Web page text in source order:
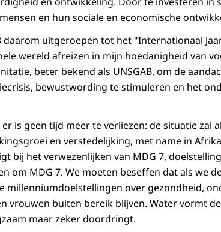
en hun sociale en economische
daarom uitgeroepen tot het "Internationaal
wereld afreizen in mijn hoedanigheid van
beter bekend als UNSGAB, om de
bewustwording te stimuleren en het
is geen tijd meer te verliezen: de situatie zal
en verstedelijking, met name in
bij het verwezenlijken van MDG 7,
om MDG 7. We moeten beseffen dat als we
millenniumdoelstellingen over gezondheid,
vrouwen buiten bereik blijven. Water vormt
maar zeker doordringt.